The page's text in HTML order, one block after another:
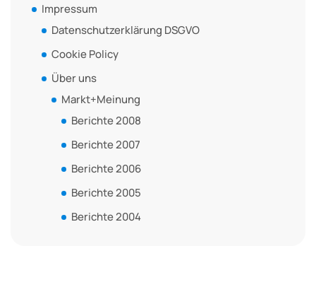
Impressum
Datenschutzerklärung DSGVO
Cookie Policy
Über uns
Markt+Meinung
Berichte 2008
Berichte 2007
Berichte 2006
Berichte 2005
Berichte 2004